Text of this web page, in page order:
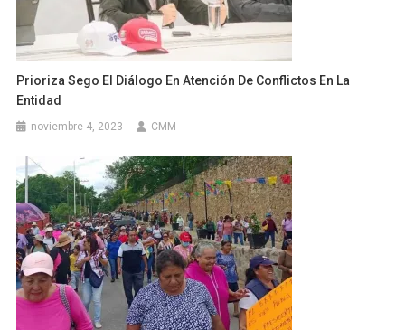
Prioriza Sego El Diálogo En Atención De Conflictos En La
Entidad
noviembre 4, 2023 CMM